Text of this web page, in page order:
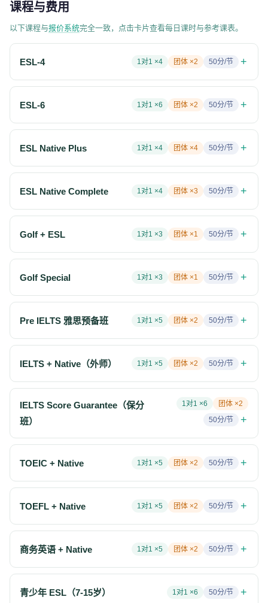
课程与费用
以下课程与报价系统完全一致，点击卡片查看每日课时与参考课表。
ESL-4 1对1 ×4 团体 ×2 50分/节 +
ESL-6 1对1 ×6 团体 ×2 50分/节 +
ESL Native Plus 1对1 ×4 团体 ×4 50分/节 +
ESL Native Complete 1对1 ×4 团体 ×3 50分/节 +
Golf + ESL 1对1 ×3 团体 ×1 50分/节 +
Golf Special 1对1 ×3 团体 ×1 50分/节 +
Pre IELTS 雅思预备班 1对1 ×5 团体 ×2 50分/节 +
IELTS + Native（外师） 1对1 ×5 团体 ×2 50分/节 +
IELTS Score Guarantee（保分
班）
1对1 ×6 团体 ×2
50分/节 +
TOEIC + Native 1对1 ×5 团体 ×2 50分/节 +
TOEFL + Native 1对1 ×5 团体 ×2 50分/节 +
商务英语 + Native 1对1 ×5 团体 ×2 50分/节 +
青少年 ESL（7-15岁） 1对1 ×6 50分/节 +